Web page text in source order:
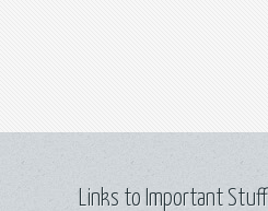
Links to Important Stuff